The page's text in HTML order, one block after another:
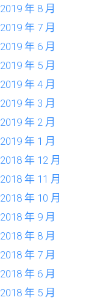
2019 年 8 月
2019 年 7 月
2019 年 6 月
2019 年 5 月
2019 年 4 月
2019 年 3 月
2019 年 2 月
2019 年 1 月
2018 年 12 月
2018 年 11 月
2018 年 10 月
2018 年 9 月
2018 年 8 月
2018 年 7 月
2018 年 6 月
2018 年 5 月